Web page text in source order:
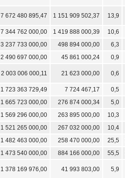
7 672 480 895,47 1 151 909 502,37 13,9
7 344 762 000,00 1 419 888 000,39 10,6
3 237 733 000,00 498 894 000,00 6,3
2 490 697 000,00 45 861 000,24 0,9
2 003 006 000,11 21 623 000,00 0,6
1 723 363 729,49 7 724 467,17 0,5
1 665 723 000,00 276 874 000,34 5,0
1 569 296 000,00 263 895 000,00 10,3
1 521 265 000,00 267 032 000,00 10,4
1 482 463 000,00 258 470 000,00 25,5
1 473 540 000,00 884 166 000,00 55,5
1 378 169 976,00 41 993 803,00 5,9